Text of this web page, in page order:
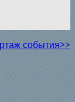
события>>